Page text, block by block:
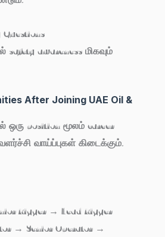
safety awareness மிகவும்
After Joining UAE Oil &
ஒரு position மூலம் career
வாய்ப்புகள் கிடைக்கும்.
Rigger → Lead Rigger
→ Senior Operator →